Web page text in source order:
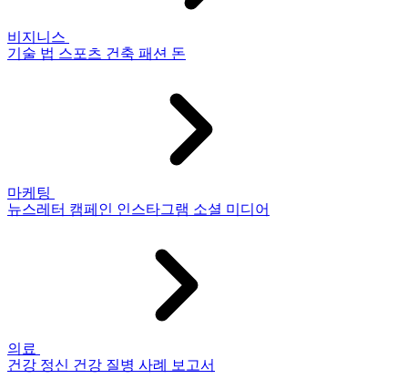
비지니스
기술 법 스포츠 건축 패션 돈
마케팅
뉴스레터 캠페인 인스타그램 소셜 미디어
의료
건강 정신 건강 질병 사례 보고서